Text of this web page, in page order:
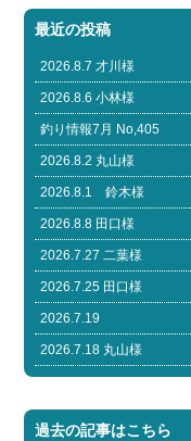
最近の投稿
2026.8.7 才川様
2026.8.6 小林様
釣り情報7月 No,405
2026.8.2 丸山様
2026.8.1 鈴木様
2026.8.8 田口様
2026.7.27 二葉様
2026.7.25 田口様
2026.7.19
2026.7.18 丸山様
過去の記事はこちら